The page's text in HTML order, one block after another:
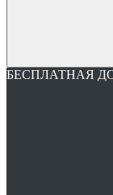
БЕСПЛАТНАЯ